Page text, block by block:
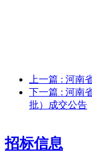
上一篇 : 河南
下一篇 : 河南
批）成交公告
招标信息